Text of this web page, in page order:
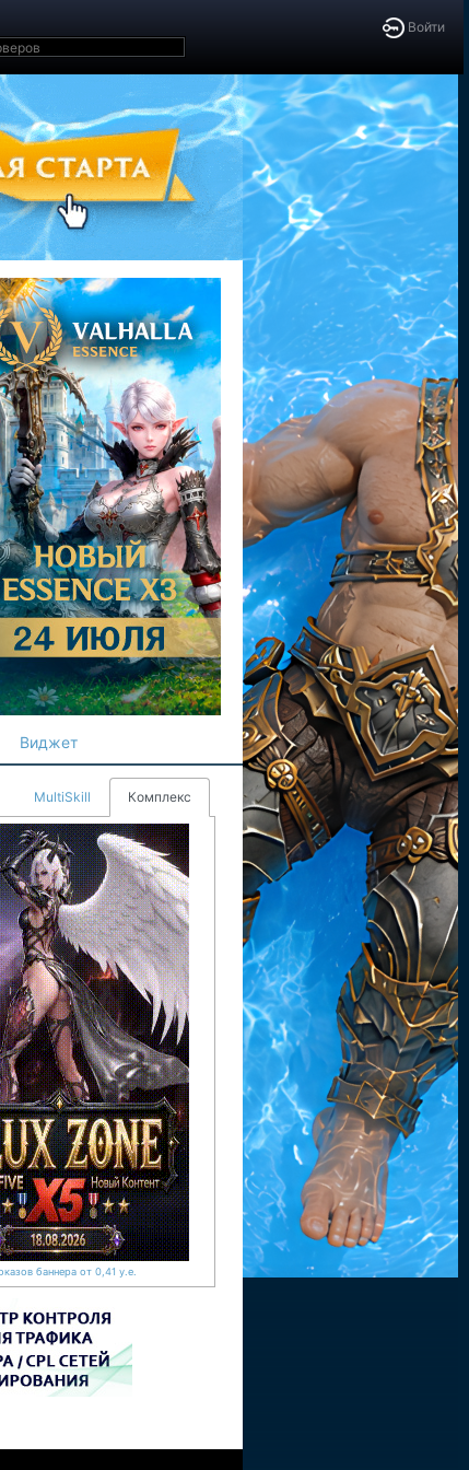
Войти
Виджет
MultiSkill Комплекс
баннера от 0,41 у.е.